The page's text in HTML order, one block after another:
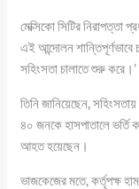
মেক্সিকো সিটির নিরাপত্তা
এই আন্দোলন
সহিংসতা চালাতে শুরু করে।’
তিনি জানিয়েছেন,
৪০ জনকে হাসপাতালে ভর্তি
আহত হয়েছেন।
ভাজকেজের মতে, কর্তৃপক্ষ